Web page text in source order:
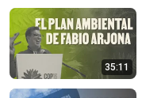
35:11